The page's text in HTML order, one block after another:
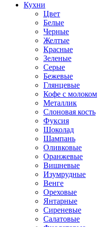
Кухни
Цвет
Белые
Черные
Желтые
Красные
Зеленые
Серые
Бежевые
Глянцевые
Кофе с молоком
Металлик
Слоновая кость
Фуксия
Шоколад
Шампань
Оливковые
Оранжевые
Вишневые
Изумрудные
Венге
Ореховые
Янтарные
Сиреневые
Салатовые